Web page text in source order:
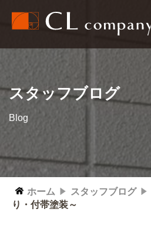
スタッフブログ
Blog
ホーム スタッフブログ
り・付帯塗装～